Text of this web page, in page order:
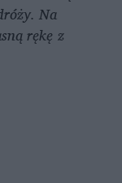
Na
rękę z